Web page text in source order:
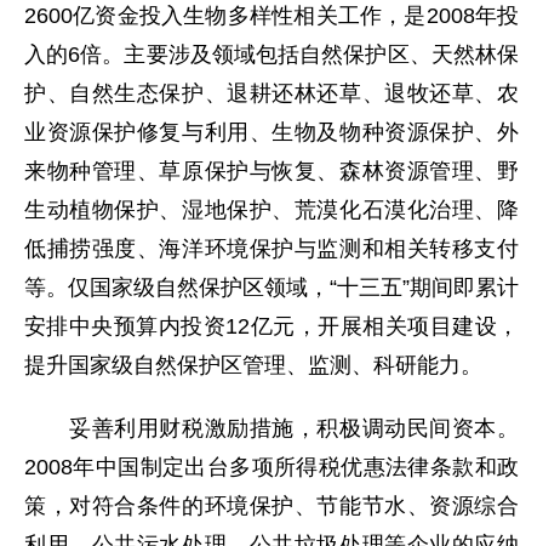
2600亿资金投入生物多样性相关工作，是2008年投
入的6倍。主要涉及领域包括自然保护区、天然林保
护、自然生态保护、退耕还林还草、退牧还草、农
业资源保护修复与利用、生物及物种资源保护、外
来物种管理、草原保护与恢复、森林资源管理、野
生动植物保护、湿地保护、荒漠化石漠化治理、降
低捕捞强度、海洋环境保护与监测和相关转移支付
等。仅国家级自然保护区领域，“十三五”期间即累计
安排中央预算内投资12亿元，开展相关项目建设，
提升国家级自然保护区管理、监测、科研能力。
妥善利用财税激励措施，积极调动民间资本。
2008年中国制定出台多项所得税优惠法律条款和政
策，对符合条件的环境保护、节能节水、资源综合